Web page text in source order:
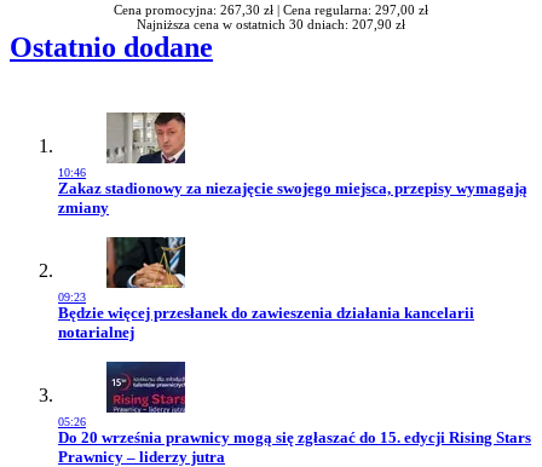
Cena promocyjna: 267,30 zł | Cena regularna: 297,00 zł
Najniższa cena w ostatnich 30 dniach: 207,90 zł
Ostatnio dodane
10:46
Przejdź do artykułu:
Zakaz stadionowy za niezajęcie swojego miejsca, przepisy wymagają
zmiany
09:23
Przejdź do artykułu:
Będzie więcej przesłanek do zawieszenia działania kancelarii
notarialnej
05:26
Przejdź do artykułu:
Do 20 września prawnicy mogą się zgłaszać do 15. edycji Rising Stars
Prawnicy – liderzy jutra